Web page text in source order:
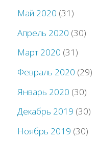
Май 2020 (31)
Апрель 2020 (30)
Март 2020 (31)
Февраль 2020 (29)
Январь 2020 (30)
Декабрь 2019 (30)
Ноябрь 2019 (30)